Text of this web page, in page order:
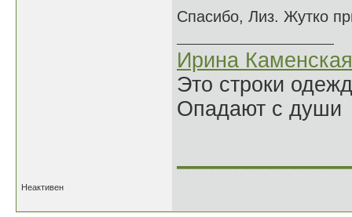
Спасибо, Лиз. Жутко
Ирина Каменская
Это строки
Опадают с души
Неактивен